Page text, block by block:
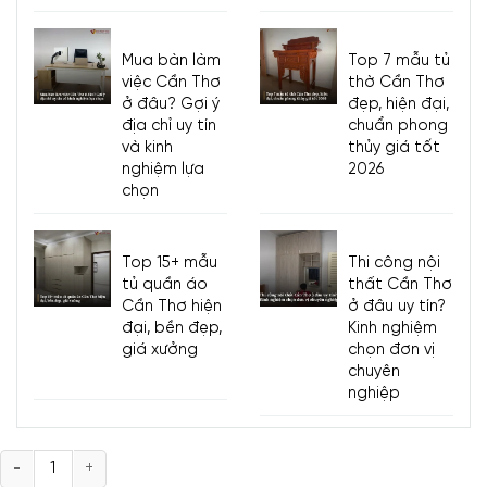
vệmẫu tủ tivi
KTV-2572 trước các tác động, hao mòn
hàng ngày, đồng thời, dễ dàng vệ sinh, làm sạch.
Tại Viva,tủ kệ tivi phòng khách hiện đại KTV-2572 chỉ sử
dụng gỗ MDF phủ Melamine cao cấp dày 17mm chứ
không mỏng như cácmẫu tủ tivi
giá rẻ đại trà.
Báo giá thi côngmẫu tủ tivi
chỉ 2.3 – 2.7 triệu đồng/m2
(tùy thuộc vào ván gỗ MDF lõi xanh hay lõi thường).
Mua bàn làm
việc Cần Thơ
ở đâu? Gợi ý
địa chỉ uy tín
và kinh
nghiệm lựa
chọn
Top 7 mẫu tủ
thờ Cần Thơ
đẹp, hiện đại,
chuẩn phong
thủy giá tốt
2026
Top 15+ mẫu
tủ quần áo
Cần Thơ hiện
đại, bền đẹp,
giá xưởng
Thi công nội
thất Cần Thơ
ở đâu uy tín?
Kinh nghiệm
chọn đơn vị
chuyên
nghiệp
Số